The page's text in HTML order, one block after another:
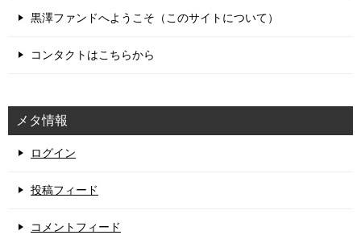
黒澤ファンドへようこそ（このサイトについて）
コンタクトはこちらから
メタ情報
ログイン
投稿フィード
コメントフィード